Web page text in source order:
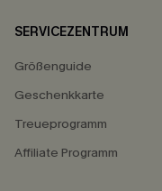
SERVICEZENTRUM
Größenguide
Geschenkkarte
Treueprogramm
Affiliate Programm